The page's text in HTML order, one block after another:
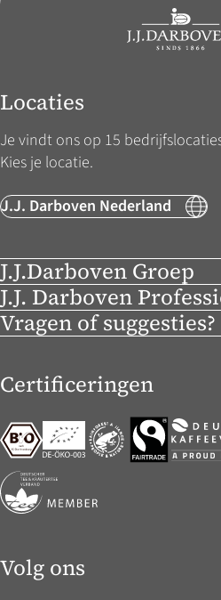
J.J.Darboven Groep
Locaties
Je vindt ons op 15
Kies je locatie.
J.J. Darboven Nederland
J.J. Darboven
Vragen of suggesties?
Certificeringen
Volg ons